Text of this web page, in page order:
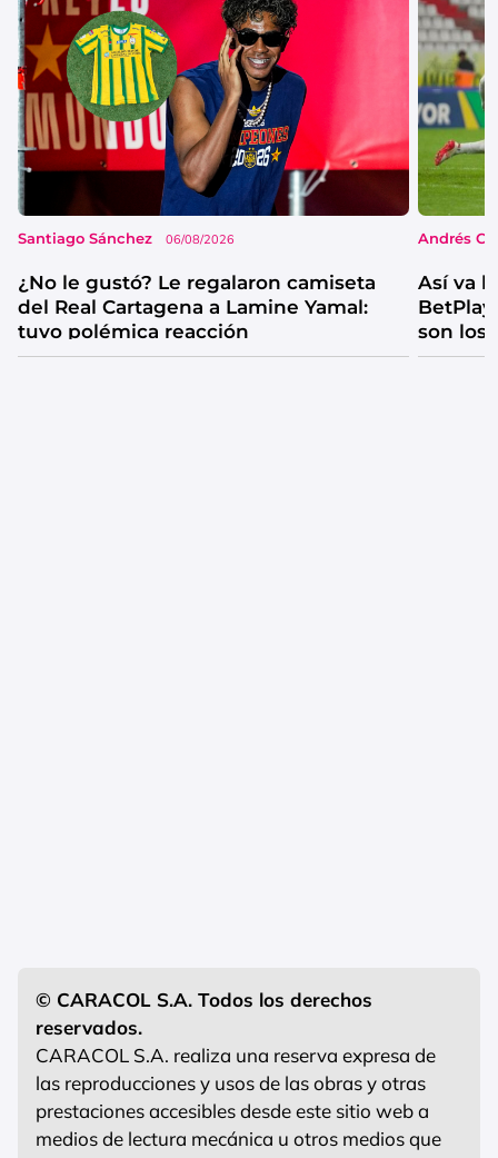
Santiago Sánchez 06/08/2026
¿No le gustó? Le regalaron camiseta
del Real Cartagena a Lamine Yamal:
tuvo polémica reacción
Andrés
Así va
BetPlay
son los
© CARACOL S.A. Todos los derechos
reservados.
CARACOL S.A. realiza una reserva expresa de
las reproducciones y usos de las obras y otras
prestaciones accesibles desde este sitio web a
medios de lectura mecánica u otros medios que